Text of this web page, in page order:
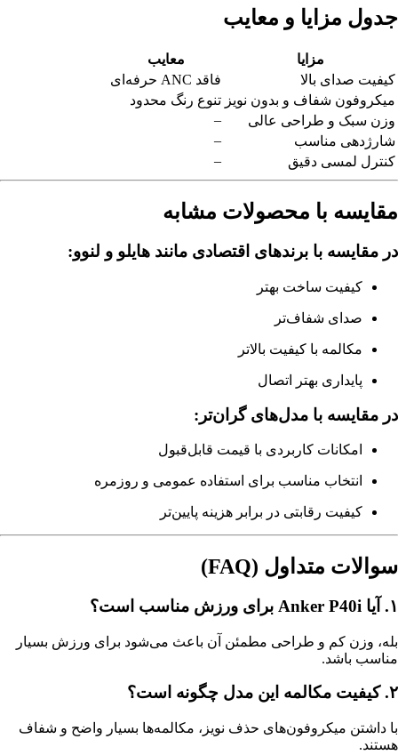
جدول مزایا و معایب
مزایا
معایب
کیفیت صدای بالا
فاقد ANC حرفه‌ای
میکروفون شفاف و بدون نویز تنوع رنگ محدود
وزن سبک و طراحی عالی
–
شارژدهی مناسب
–
کنترل لمسی دقیق
–
مقایسه با محصولات مشابه
در مقایسه با برندهای اقتصادی مانند هایلو و لنوو:
کیفیت ساخت بهتر
صدای شفاف‌تر
مکالمه با کیفیت بالاتر
پایداری بهتر اتصال
در مقایسه با مدل‌های گران‌تر:
امکانات کاربردی با قیمت قابل‌قبول
انتخاب مناسب برای استفاده عمومی و روزمره
کیفیت رقابتی در برابر هزینه پایین‌تر
سوالات متداول (FAQ)
۱. آیا Anker P40i برای ورزش مناسب است؟
بله، وزن کم و طراحی مطمئن آن باعث می‌شود برای ورزش بسیار
مناسب باشد.
۲. کیفیت مکالمه این مدل چگونه است؟
با داشتن میکروفون‌های حذف نویز، مکالمه‌ها بسیار واضح و شفاف
هستند.